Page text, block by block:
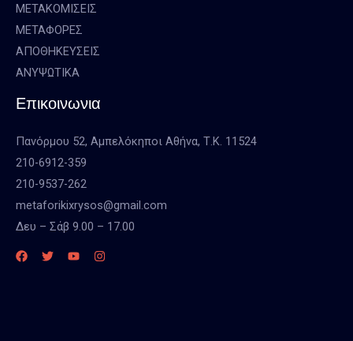
ΜΕΤΑΚΟΜΙΣΕΙΣ
ΜΕΤΑΦΟΡΕΣ
ΑΠΟΘΗΚΕΥΣΕΙΣ
ΑΝΥΨΩΤΙΚΑ
Επικοινωνια
Πανόρμου 52, Αμπελόκηποι Αθήνα, Τ.Κ. 11524
210-6912-359
210-9537-262
metaforikixrysos@gmail.com
Δευ – Σάβ 9.00 – 17.00